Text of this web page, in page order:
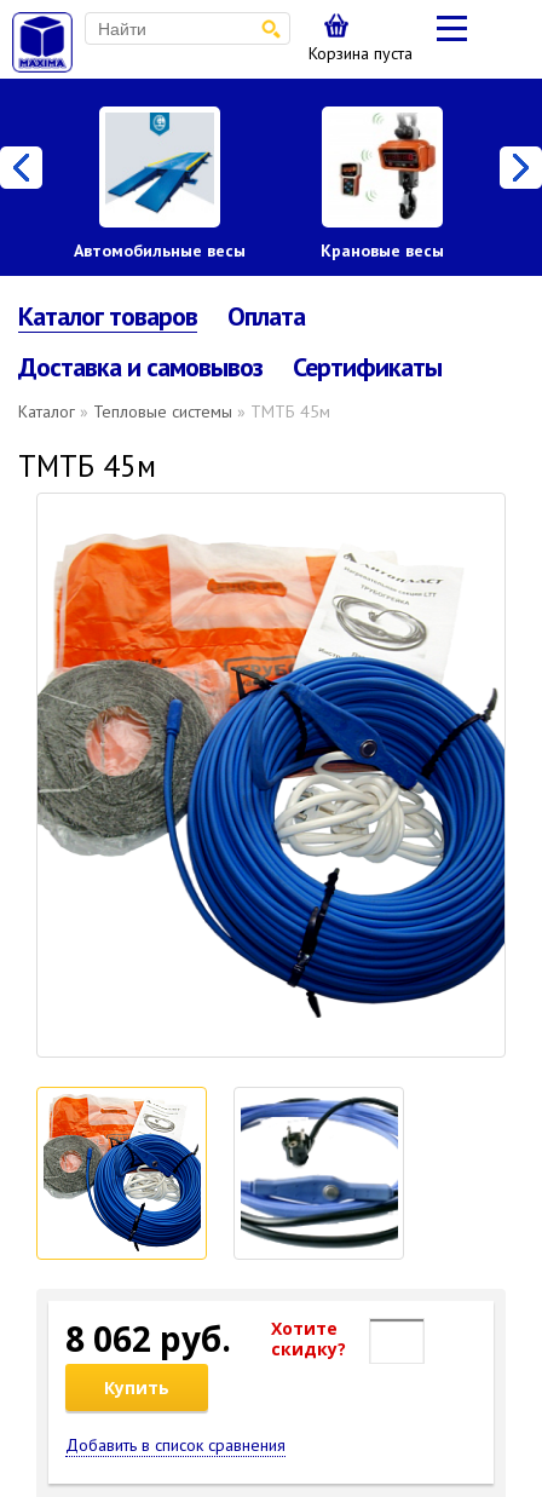
Корзина пуста
Автомобильные весы Крановые весы
Каталог товаров
Оплата
Доставка и самовывоз
Сертификаты
Каталог » Тепловые системы » ТМТБ 45м
ТМТБ 45м
8 062 руб.
Хотите
cкидку?
Купить
Добавить в список сравнения